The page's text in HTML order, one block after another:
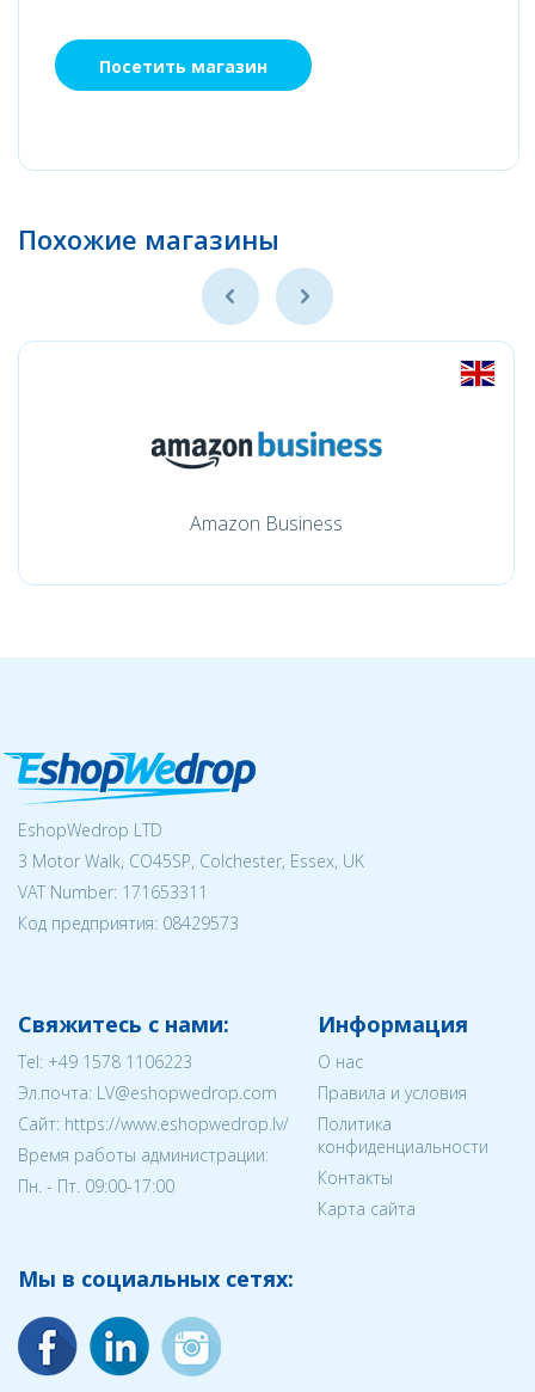
Посетить магазин
Похожие магазины
Amazon Business
EshopWedrop LTD
3 Motor Walk, CO45SP, Colchester, Essex, UK
VAT Number: 171653311
Код предприятия: 08429573
Свяжитесь с нами:
Tel: +49 1578 1106223
Эл.почта: LV@eshopwedrop.com
Cайт: https://www.eshopwedrop.lv/
Время работы администрации:
Пн. - Пт. 09:00-17:00
Информация
О нас
Правила и условия
Политика
конфиденциальности
Контакты
Карта сайта
Мы в социальных сетях: